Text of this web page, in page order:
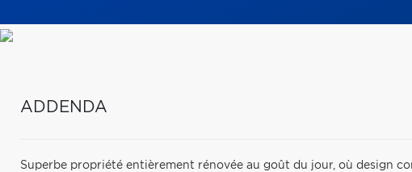
ADDENDA
Superbe propriété entièrement rénovée au goût du jour, où design